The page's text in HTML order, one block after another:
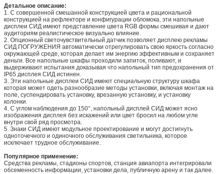
Детальное описание:
1. С совершенной смешанной конструкцией цвета и рациональной
конструкцией на рефлекторе и конфигурации обломока, эти напольные
дисплеи СИД имеют представление цвета RGB формы смешивая и дают
аудиториям реалистическое визуально влияние.
2. Опционный светочувствительный датчик позволяет дисплею рекламы
СИД ПОГРУЖЕНИЯ автоматически отрегулировать свою яркость согласно
окружающей среде, которая делает им энергию эффективным и сохраняет
деньги. Все напольные шкафы проходили запиток, поливают, и
выдерживают испытания доказывая что напольный тип предохранения от
IP65 дисплея СИД истинен.
3. Эти напольные дисплеи СИД имеют специальную структуру шкафа
которая может одеть разнообразие методы установки, включая монтаж на
поле, суспендировать установку, врезанную установку, и установку
колонки.
4. С углом наблюдения до 150°, напольный дисплей СИД может ясно
изображения дисплея без искажений или цвет бросил на любом угле
внутри свой ряд просмотра.
5. Знаки СИД имеют модульное проектирование и могут достигнуть
одноточечного и одиночного обслуживания светильника, которое
исключает трудное обслуживание.
Популярное применение:
Средства рекламы, стадионы спортов, станция авиапорта интегрировали
обсеменность информации, установки дела, публичную арену и так далее.